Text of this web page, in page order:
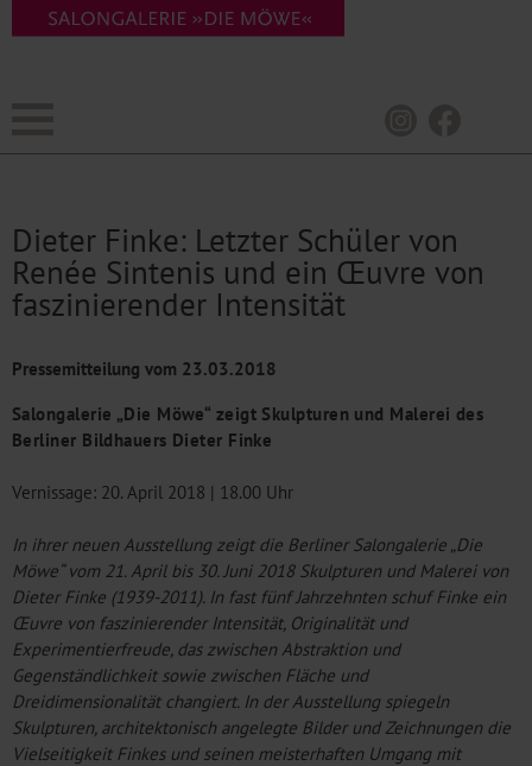
Dieter Finke: Letzter Schüler von
Renée Sintenis und ein Œuvre von
faszinierender Intensität
Pressemitteilung vom 23.03.2018
Salongalerie „Die Möwe“ zeigt Skulpturen und Malerei des
Berliner Bildhauers Dieter Finke
Vernissage: 20. April 2018 | 18.00 Uhr
In ihrer neuen Ausstellung zeigt die Berliner Salongalerie „Die
Möwe“ vom 21. April bis 30. Juni 2018 Skulpturen und Malerei von
Dieter Finke (1939-2011). In fast fünf Jahrzehnten schuf Finke ein
Œuvre von faszinierender Intensität, Originalität und
Experimentierfreude, das zwischen Abstraktion und
Gegenständlichkeit sowie zwischen Fläche und
Dreidimensionalität changiert. In der Ausstellung spiegeln
Skulpturen, architektonisch angelegte Bilder und Zeichnungen die
Vielseitigkeit Finkes und seinen meisterhaften Umgang mit